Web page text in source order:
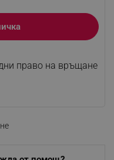
право на връщане